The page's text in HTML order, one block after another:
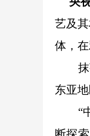
艺及
体，
抹茶
东亚
“中